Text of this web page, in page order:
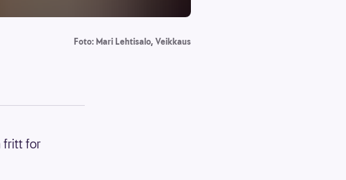
Foto: Mari Lehtisalo, Veikkaus
fritt for